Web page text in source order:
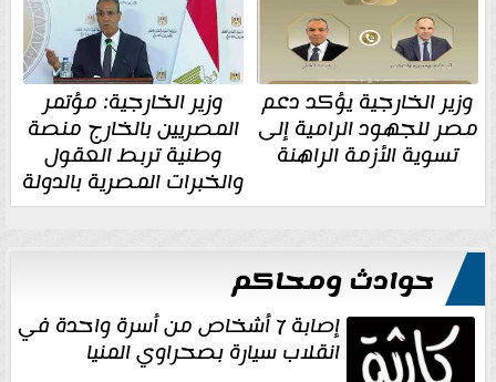
وزير الخارجية يؤكد دعم
مصر للجهود الرامية إلى
تسوية الأزمة الراهنة
وزير الخارجية: مؤتمر
المصريين بالخارج منصة
وطنية تربط العقول
والخبرات المصرية بالدولة
حوادث ومحاكم
إصابة 7 أشخاص من أسرة واحدة في
انقلاب سيارة بصحراوي المنيا